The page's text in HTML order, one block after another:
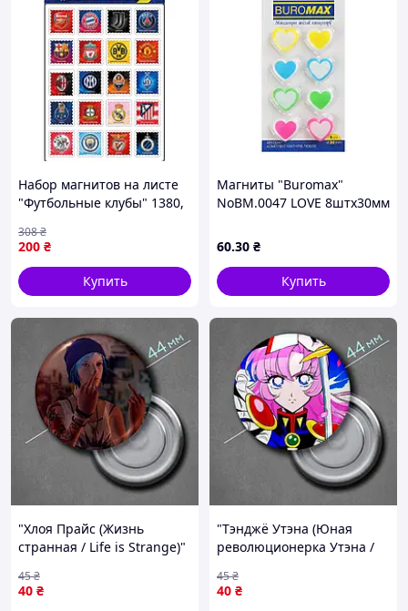
Набор магнитов на листе
"Футбольные клубы" 1380,
200 ₴
308₴
Купить
Магниты "Buromax"
NoBM.0047 LOVE 8штх30мм
60.30 ₴
Купить
"Хлоя Прайс (Жизнь
странная / Life is Strange)"
40 ₴
45₴
"Тэнджё Утэна (Юная
революционерка Утэна /
магнит круглый Ø44 мм
40 ₴
45₴